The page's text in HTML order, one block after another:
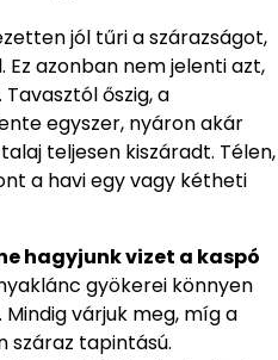
jól tűri a szárazságot,
azonban nem jelenti azt,
őszig, a
egyszer, nyáron akár
teljesen kiszáradt. Télen,
a havi egy vagy kétheti
hagyjunk vizet a kaspó
gyökerei könnyen
várjuk meg, míg a
száraz tapintású.